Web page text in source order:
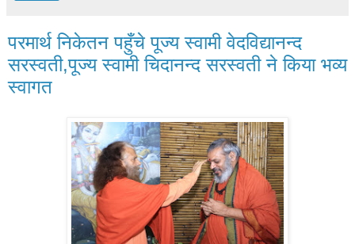
परमार्थ निकेतन पहुँचे पूज्य स्वामी वेदविद्यानन्द
सरस्वती,पूज्य स्वामी चिदानन्द सरस्वती ने किया भव्य
स्वागत